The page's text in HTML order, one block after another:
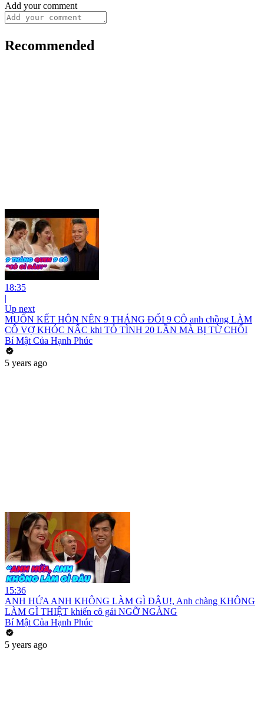
Add your comment
Recommended
18:35
|
Up next
MUỐN KẾT HÔN NÊN 9 THÁNG ĐỔI 9 CÔ anh chồng LÀM
CÔ VỢ KHÓC NẤC khi TỎ TÌNH 20 LẦN MÀ BỊ TỪ CHỐI
Bí Mật Của Hạnh Phúc
5 years ago
15:36
ANH HỨA ANH KHÔNG LÀM GÌ ĐÂU!, Anh chàng KHÔNG
LÀM GÌ THIỆT khiến cô gái NGỠ NGÀNG
Bí Mật Của Hạnh Phúc
5 years ago